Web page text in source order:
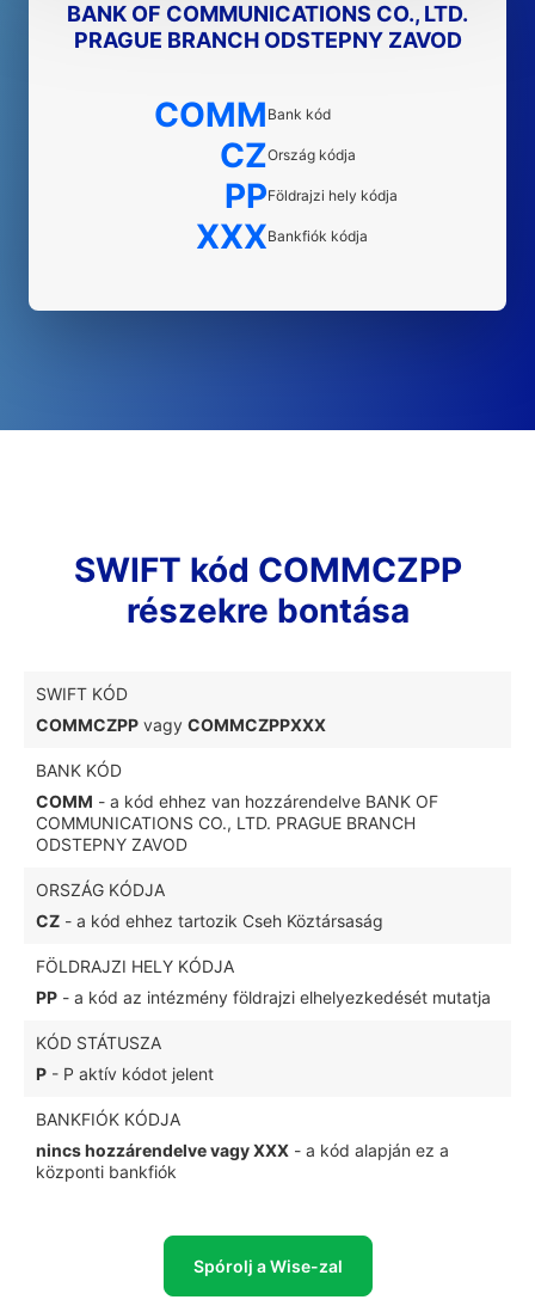
BANK OF COMMUNICATIONS CO., LTD.
PRAGUE BRANCH ODSTEPNY ZAVOD
COMM Bank kód
CZOrszág kódja
PPFöldrajzi hely kódja
XXXBankfiók kódja
SWIFT kód COMMCZPP
részekre bontása
SWIFT KÓD
COMMCZPP vagy COMMCZPPXXX
BANK KÓD
COMM - a kód ehhez van hozzárendelve BANK OF
COMMUNICATIONS CO., LTD. PRAGUE BRANCH
ODSTEPNY ZAVOD
ORSZÁG KÓDJA
CZ - a kód ehhez tartozik Cseh Köztársaság
FÖLDRAJZI HELY KÓDJA
PP - a kód az intézmény földrajzi elhelyezkedését mutatja
KÓD STÁTUSZA
P - P aktív kódot jelent
BANKFIÓK KÓDJA
nincs hozzárendelve vagy XXX - a kód alapján ez a
központi bankfiók
Spórolj a Wise-zal